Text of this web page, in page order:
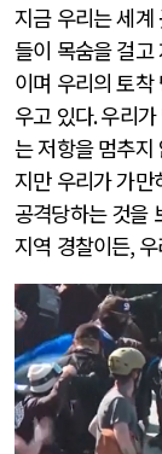
지금 우리는 세
들이 목숨을 걸고
이며 우리의 토
우고 있다.우리
는 저항을 멈추지
지만 우리가 가
공격당하는 것을
지역 경찰이든,